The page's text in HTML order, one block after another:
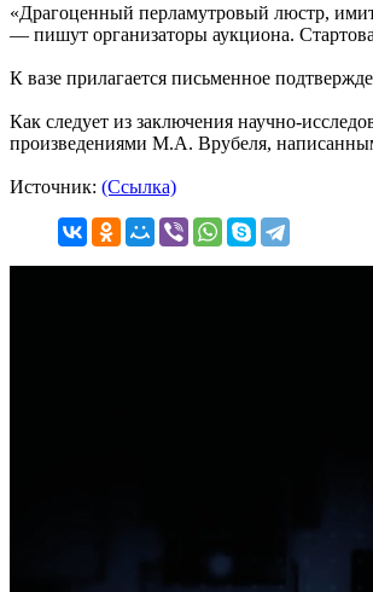
«Драгоценный перламутровый люстр,
— пишут организаторы аукциона.
К вазе прилагается письменное
Как следует из заключения научно-
произведениями М.А. Врубеля,
Источник: (Ссылка)